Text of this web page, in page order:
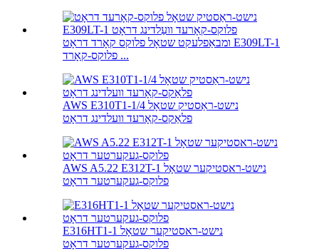
ומבאַפלעקט שטאָל פלוקס קאָרד דראָט E309LT-1
פלוקס-קאָרד ...
AWS E310T1-1/4 נישט-ראַסטיק שטאָל
פלאַקס-קאָרעד וועלדינג דראָט
AWS A5.22 E312T-1 נישט-ראסטיקער שטאָל
פלוקס-געקערטער דראָט
E316HT1-1 נישט-ראסטיקער שטאָל
פלוקס-געקערטער דראָט